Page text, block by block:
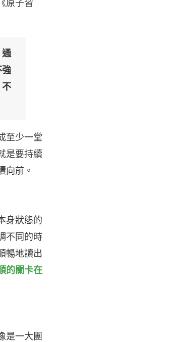
原子習
通
強
不
至少一堂
是要持續
向前。
身狀態的
不同的時
暢地讀出
的關卡在
是一大團